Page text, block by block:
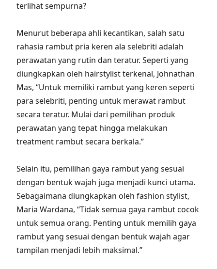
terlihat sempurna?
Menurut beberapa ahli kecantikan, salah satu
rahasia rambut pria keren ala selebriti adalah
perawatan yang rutin dan teratur. Seperti yang
diungkapkan oleh hairstylist terkenal, Johnathan
Mas, “Untuk memiliki rambut yang keren seperti
para selebriti, penting untuk merawat rambut
secara teratur. Mulai dari pemilihan produk
perawatan yang tepat hingga melakukan
treatment rambut secara berkala.”
Selain itu, pemilihan gaya rambut yang sesuai
dengan bentuk wajah juga menjadi kunci utama.
Sebagaimana diungkapkan oleh fashion stylist,
Maria Wardana, “Tidak semua gaya rambut cocok
untuk semua orang. Penting untuk memilih gaya
rambut yang sesuai dengan bentuk wajah agar
tampilan menjadi lebih maksimal.”